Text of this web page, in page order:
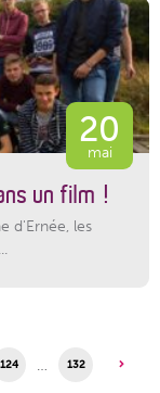
20
mai
un film !
d'Ernée, les
124 … 132